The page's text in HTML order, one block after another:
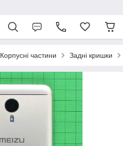
Корпусні частини Задні кришки